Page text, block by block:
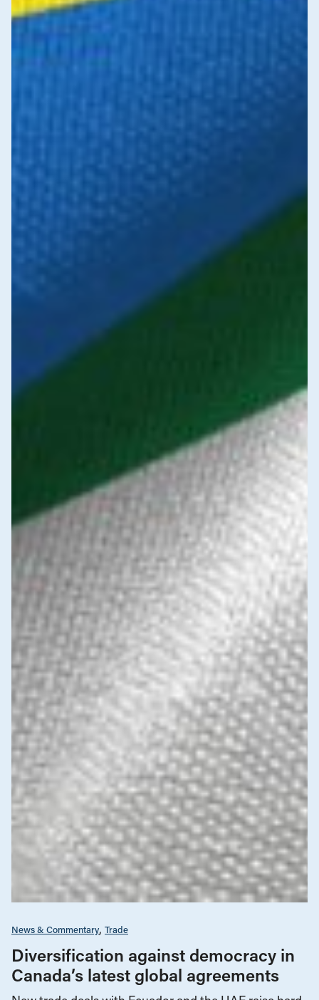
News & Commentary Trade
Diversification against democracy in
Canada’s latest global agreements